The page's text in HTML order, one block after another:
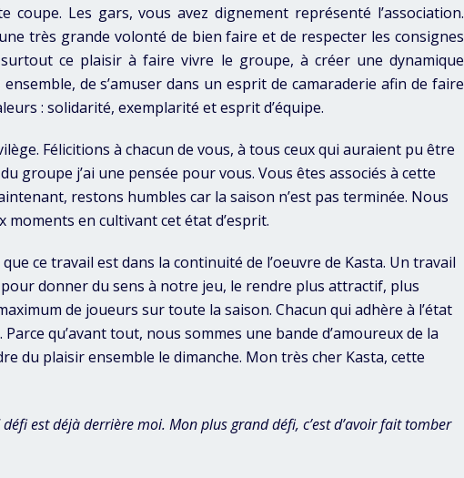
coupe. Les gars, vous avez dignement représenté l’association.
très grande volonté de bien faire et de respecter les consignes
ce plaisir à faire vivre le groupe, à créer une dynamique
de s’amuser dans un esprit de camaraderie afin de faire
: solidarité, exemplarité et esprit d’équipe.
Félicitions à chacun de vous, à tous ceux qui auraient pu être
groupe j’ai une pensée pour vous. Vous êtes associés à cette
restons humbles car la saison n’est pas terminée. Nous
moments en cultivant cet état d’esprit.
ce travail est dans la continuité de l’oeuvre de Kasta. Un travail
pour donner du sens à notre jeu, le rendre plus attractif, plus
de joueurs sur toute la saison. Chacun qui adhère à l’état
Parce qu’avant tout, nous sommes une bande d’amoureux de la
du plaisir ensemble le dimanche. Mon très cher Kasta, cette
est déjà derrière moi. Mon plus grand défi, c’est d’avoir fait tomber